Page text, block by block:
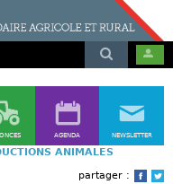
AGENDA NEWSLETTER
ANIMALES
partager :